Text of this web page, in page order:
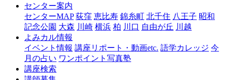
千
センター案内
センターMAP 荻窪 恵比寿 錦糸町 北千住 八王子 昭和
記念公園 大森 川崎 横浜 柏 川口 自由が丘 川越
よみカル情報
イベント情報 講座リポート・動画etc. 語学カレッジ 今
月の占い ワンポイント写真塾
講座検索